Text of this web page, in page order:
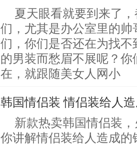
夏天眼看就要到来了
们，尤其是办公室里的帅
们，你们是否还在为找
的男装而愁眉不展呢？
在，就跟随美女人网小
韩国情侣装 情侣装给人
新款热卖韩国情侣装
你讲解情侣装给人造成